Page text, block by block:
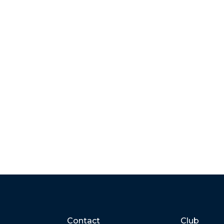
Contact Club